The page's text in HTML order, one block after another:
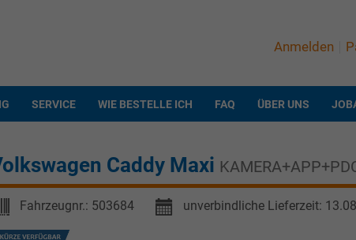
Anmelden
SERVICE WIE BESTELLE ICH FAQ ÜBER UNS
Caddy Maxi
Fahrzeugnr.: 503684 unverbindliche Lieferzeit: